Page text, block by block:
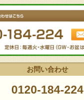
お問い合わせ
0120-184-224